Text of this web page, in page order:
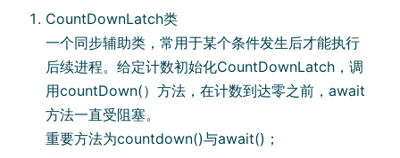
CountDownLatch类
⼀个同步辅助类，常⽤于某个条件发⽣后才能执⾏
后续进程。给定计数初始化CountDownLatch，调
⽤countDown(）⽅法，在计数到达零之前，await
⽅法⼀直受阻塞。
重要⽅法为countdown()与await()；